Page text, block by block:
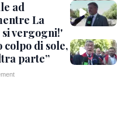
ad
La
vergogni!'
colpo di sole,
parte”